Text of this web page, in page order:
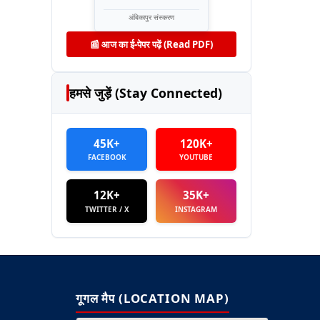
अंबिकापुर संस्करण
📰 आज का ई-पेपर पढ़ें (Read PDF)
हमसे जुड़ें (Stay Connected)
45K+
FACEBOOK
120K+
YOUTUBE
12K+
TWITTER / X
35K+
INSTAGRAM
गूगल मैप (LOCATION MAP)